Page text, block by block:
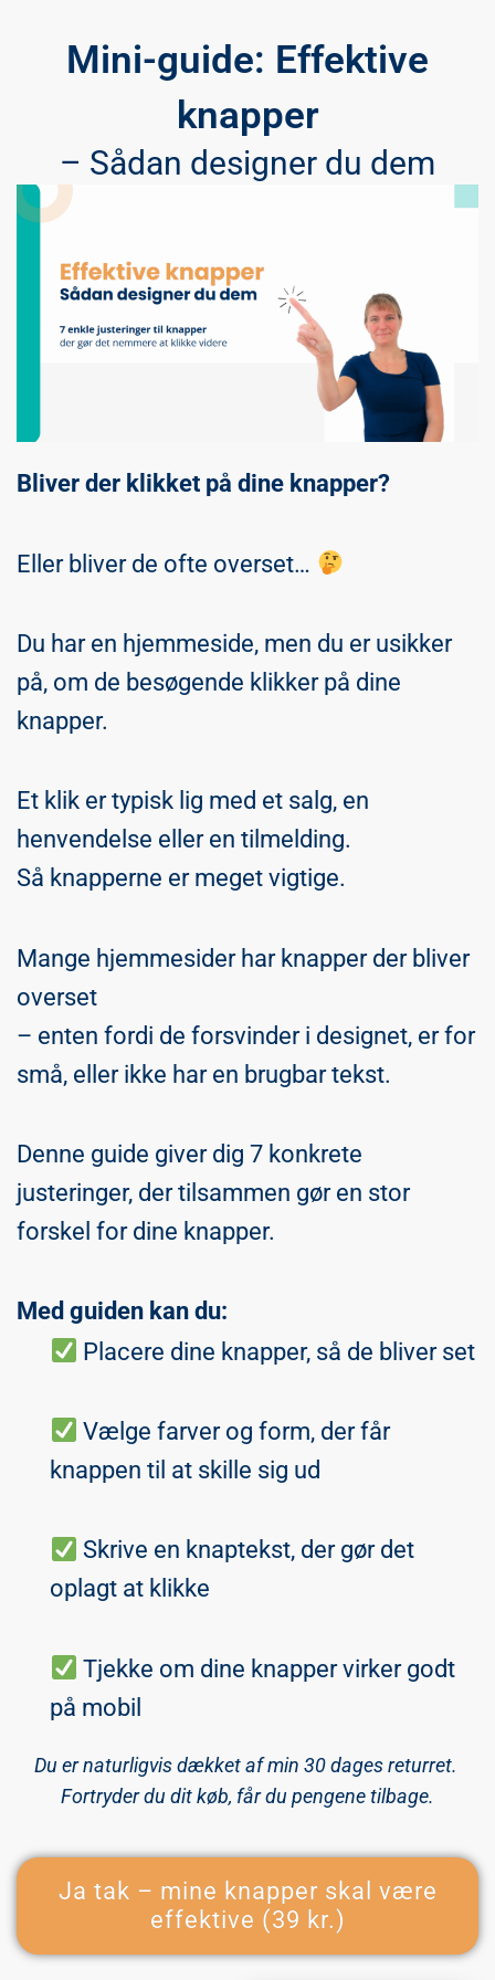
Mini-guide: Effektive
knapper
– Sådan designer du dem
Bliver der klikket på dine knapper?
Eller bliver de ofte overset…
Du har en hjemmeside, men du er usikker
på, om de besøgende klikker på dine
knapper.
Et klik er typisk lig med et salg, en
henvendelse eller en tilmelding.
Så knapperne er meget vigtige.
Mange hjemmesider har knapper der bliver
overset
– enten fordi de forsvinder i designet, er for
små, eller ikke har en brugbar tekst.
Denne guide giver dig 7 konkrete
justeringer, der tilsammen gør en stor
forskel for dine knapper.
Med guiden kan du:
Placere dine knapper, så de bliver set
Vælge farver og form, der får
knappen til at skille sig ud
Skrive en knaptekst, der gør det
oplagt at klikke
Tjekke om dine knapper virker godt
på mobil
Du er naturligvis dækket af min 30 dages returret.
Fortryder du dit køb, får du pengene tilbage.
Ja tak – mine knapper skal være
effektive (39 kr.)